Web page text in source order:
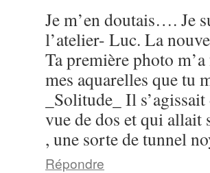
Je m’en doutais…. Je
l’atelier- Luc. La
Ta première photo
mes aquarelles que tu
_Solitude_ Il
vue de dos et qui allait
, une sorte de tunnel
Répondre